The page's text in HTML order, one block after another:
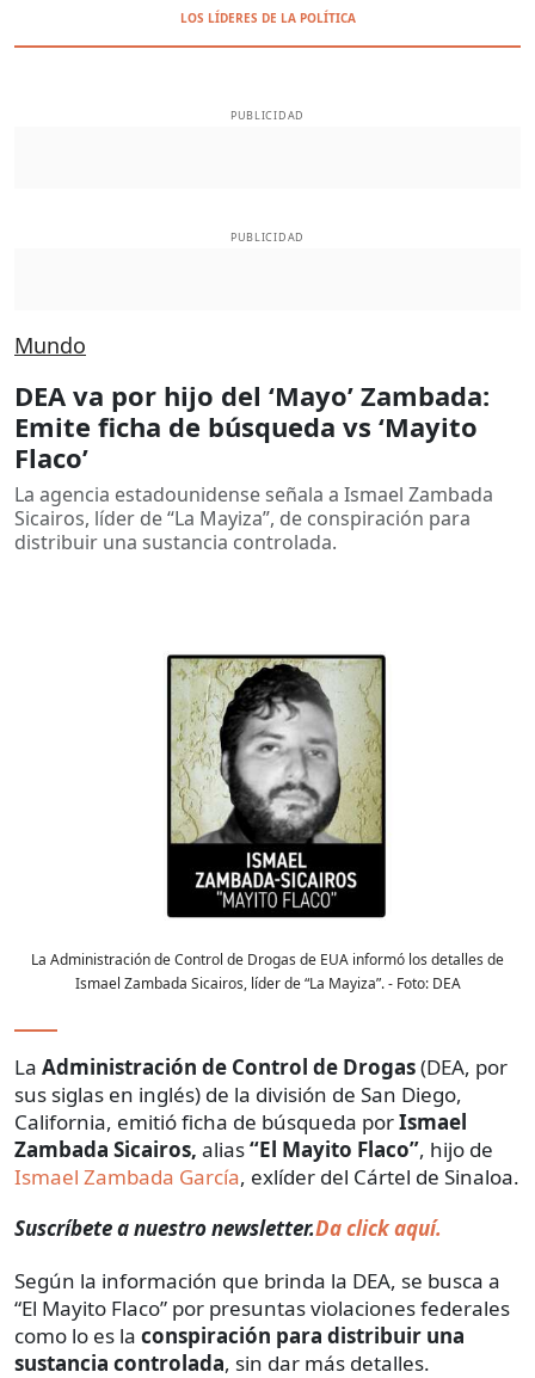
LOS LÍDERES DE LA POLÍTICA
PUBLICIDAD
PUBLICIDAD
Mundo
DEA va por hijo del ‘Mayo’ Zambada:
Emite ficha de búsqueda vs ‘Mayito
Flaco’
La agencia estadounidense señala a Ismael Zambada
Sicairos, líder de “La Mayiza”, de conspiración para
distribuir una sustancia controlada.
La Administración de Control de Drogas de EUA informó los detalles de
Ismael Zambada Sicairos, líder de “La Mayiza”.- Foto: DEA
La Administración de Control de Drogas(DEA, por
sus siglas en inglés) de la división de San Diego,
California, emitió ficha de búsqueda porIsmael
Zambada Sicairos, alias“El Mayito Flaco”, hijo de
Ismael Zambada García, exlíder del Cártel de Sinaloa.
Suscríbete a nuestro newsletter.Da click aquí.
Según la información que brinda la DEA, se busca a
“El Mayito Flaco” por presuntas violaciones federales
como lo es la conspiración para distribuir una
sustancia controlada, sin dar más detalles.